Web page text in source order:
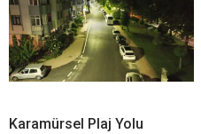
Karamürsel Plaj Yolu